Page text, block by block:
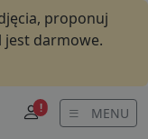
proponuj
jest darmowe.
! MENU